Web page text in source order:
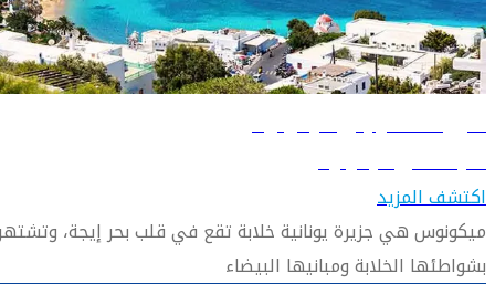
دليل السفر إلى ميكونوس
تعرّف على ميكونوس
اكتشف المزيد
ميكونوس هي جزيرة يونانية خلابة تقع في قلب بحر إيجة،
بشواطئها الخلابة ومبانيها البيضاء